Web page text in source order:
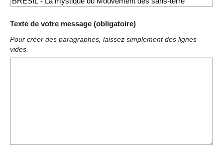
Texte de votre message (obligatoire)
Pour créer des paragraphes, laissez simplement des lignes
vides.